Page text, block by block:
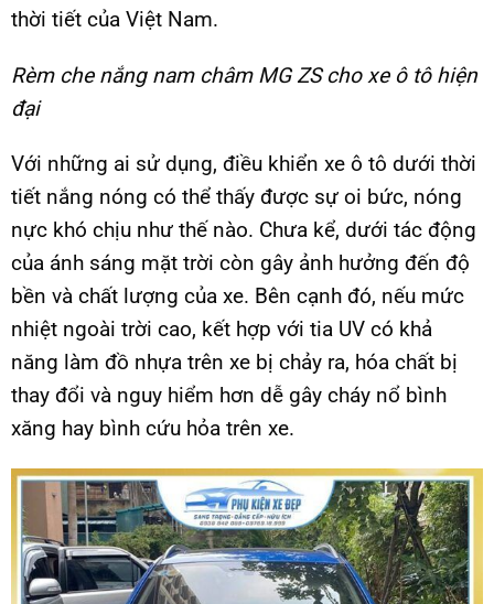
thời tiết của Việt Nam.
Rèm che nắng nam châm MG ZS cho xe ô tô hiện
đại
Với những ai sử dụng, điều khiển xe ô tô dưới thời
tiết nắng nóng có thể thấy được sự oi bức, nóng
nực khó chịu như thế nào. Chưa kể, dưới tác động
của ánh sáng mặt trời còn gây ảnh hưởng đến độ
bền và chất lượng của xe. Bên cạnh đó, nếu mức
nhiệt ngoài trời cao, kết hợp với tia UV có khả
năng làm đồ nhựa trên xe bị chảy ra, hóa chất bị
thay đổi và nguy hiểm hơn dễ gây cháy nổ bình
xăng hay bình cứu hỏa trên xe.